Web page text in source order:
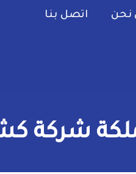
نحن اتصل بنا
شركة